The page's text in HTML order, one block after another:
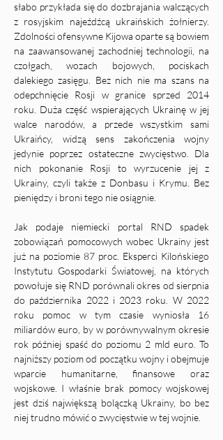
słabo przykłada się do dozbrajania walczących
z rosyjskim najeźdźcą ukraińskich żołnierzy.
Zdolności ofensywne Kijowa oparte są bowiem
na zaawansowanej zachodniej technologii, na
czołgach, wozach bojowych, pociskach
dalekiego zasięgu. Bez nich nie ma szans na
odepchnięcie Rosji w granice sprzed 2014
roku. Duża część wspierających Ukrainę w jej
walce narodów, a przede wszystkim sami
Ukraińcy, widzą sens zakończenia wojny
jedynie poprzez ostateczne zwycięstwo. Dla
nich pokonanie Rosji to wyrzucenie jej z
Ukrainy, czyli także z Donbasu i Krymu. Bez
pieniędzy i broni tego nie osiągnie.
Jak podaje niemiecki portal RND spadek
zobowiązań pomocowych wobec Ukrainy jest
już na poziomie 87 proc. Eksperci Kilońskiego
Instytutu Gospodarki Światowej, na których
powołuje się RND porównali okres od sierpnia
do października 2022 i 2023 roku. W 2022
roku pomoc w tym czasie wyniosła 16
miliardów euro, by w porównywalnym okresie
rok później spaść do poziomu 2 mld euro. To
najniższy poziom od początku wojny i obejmuje
wparcie humanitarne, finansowe oraz
wojskowe. I właśnie brak pomocy wojskowej
jest dziś największą bolączką Ukrainy, bo bez
niej trudno mówić o zwycięstwie w tej wojnie.